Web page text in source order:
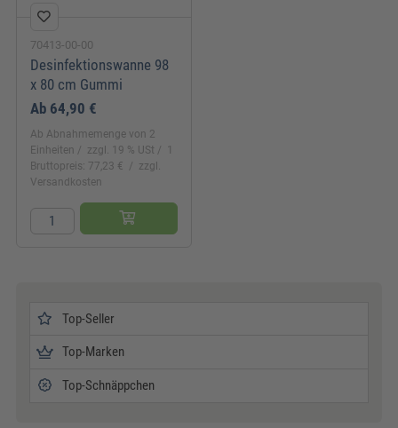
70413-00-00
Desinfektionswanne 98
x 80 cm Gummi
Ab 64,90 €
Ab Abnahmemenge von 2
Einheiten
zzgl. 19 % USt
1
Bruttopreis: 77,23 €
zzgl.
Versandkosten
Top-Seller
Top-Marken
Top-Schnäppchen